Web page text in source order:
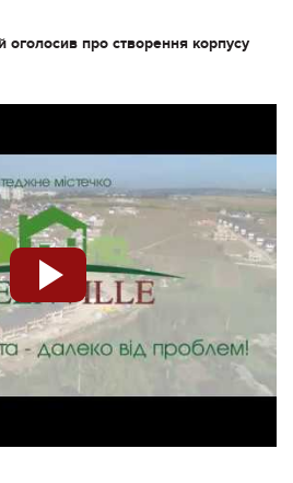
оголосив про створення корпусу